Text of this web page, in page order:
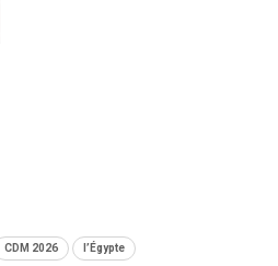
CDM 2026 l’Égypte